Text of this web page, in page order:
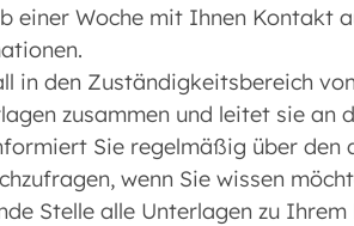
einer Woche mit Ihnen Kontakt
in den Zuständigkeitsbereich
zusammen und leitet sie an
Sie regelmäßig über den
wenn Sie wissen
Stelle alle Unterlagen zu